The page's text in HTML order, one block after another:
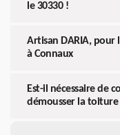
le 30330 !
Artisan DARIA, pour
à Connaux
Est-il nécessaire de
démousser la toiture